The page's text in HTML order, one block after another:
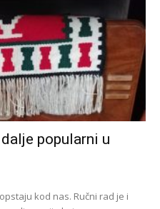
popularni u
kod nas. Ručni rad je i